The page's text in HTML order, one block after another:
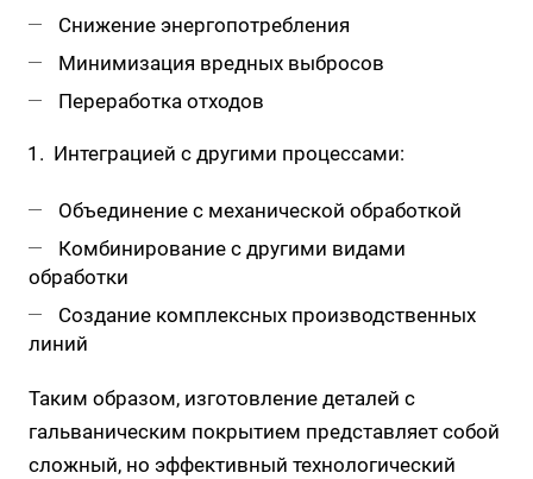
Снижение энергопотребления
Минимизация вредных выбросов
Переработка отходов
Интеграцией с другими процессами:
Объединение с механической обработкой
Комбинирование с другими видами
обработки
Создание комплексных производственных
линий
Таким образом, изготовление деталей с
гальваническим покрытием представляет собой
сложный, но эффективный технологический